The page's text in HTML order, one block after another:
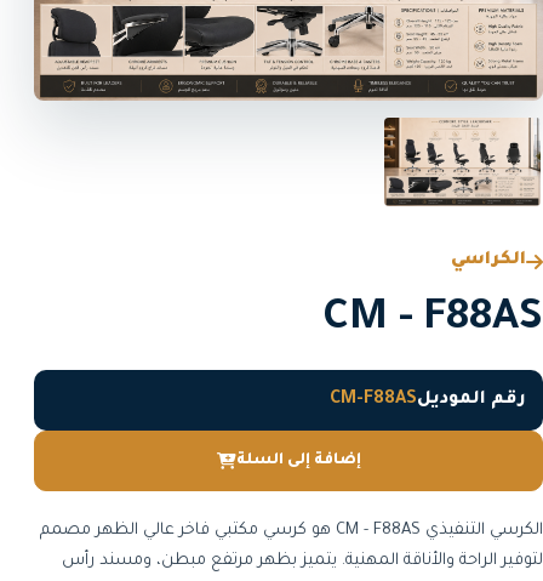
الكراسي
CM - F88AS
رقم الموديلCM-F88AS
إضافة إلى السلة
الكرسي التنفيذي CM - F88AS هو كرسي مكتبي فاخر عالي الظهر مصمم
لتوفير الراحة والأناقة المهنية. يتميز بظهر مرتفع مبطن، ومسند رأس